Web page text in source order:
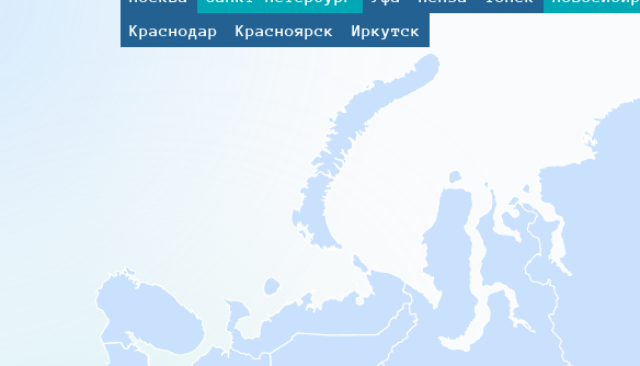
Краснодар
Красноярск Иркутск